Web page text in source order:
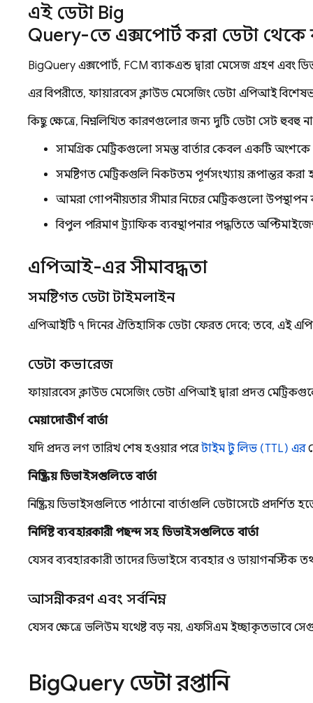
এই ডেটা Big
Query-তে এক্সপোর্ট করা ডেটা
BigQuery এক্সপোর্ট, FCM ব্যাকএন্ড দ্বারা মেসেজ গ্রহণ এবং
এর বিপরীতে, ফায়ারবেস ক্লাউড মেসেজিং ডেটা এপিআই
কিছু ক্ষেত্রে, নিম্নলিখিত কারণগুলোর জন্য দুটি ডেটা সেট হুবহু
সামগ্রিক মেট্রিকগুলো সমস্ত বার্তার কেবল একটি অংশকে
সমষ্টিগত মেট্রিকগুলি নিকটতম পূর্ণসংখ্যায় রূপান্তর করা
আমরা গোপনীয়তার সীমার নিচের মেট্রিকগুলো উপস্থাপন
বিপুল পরিমাণ ট্র্যাফিক ব্যবস্থাপনার পদ্ধতিতে
এপিআই-এর সীমাবদ্ধতা
সমষ্টিগত ডেটা টাইমলাইন
এপিআইটি ৭ দিনের ঐতিহাসিক ডেটা ফেরত দেবে; তবে, এই
ডেটা কভারেজ
ফায়ারবেস ক্লাউড মেসেজিং ডেটা এপিআই দ্বারা প্রদত্ত
মেয়াদোত্তীর্ণ বার্তা
যদি প্রদত্ত লগ তারিখ শেষ হওয়ার পরেটাইম টু লিভ (TTL) এর
নিষ্ক্রিয় ডিভাইসগুলিতে বার্তা
নিষ্ক্রিয় ডিভাইসগুলিতে পাঠানো বার্তাগুলি ডেটাসেটে
নির্দিষ্ট ব্যবহারকারী পছন্দ সহ ডিভাইসগুলিতে বার্তা
যেসব ব্যবহারকারী তাদের ডিভাইসে ব্যবহার ও ডায়াগনস্টিক
আসন্নীকরণ এবং সর্বনিম্ন
যেসব ক্ষেত্রে ভলিউম যথেষ্ট বড় নয়, এফসিএম ইচ্ছাকৃতভাবে
BigQuery ডেটা রপ্তানি